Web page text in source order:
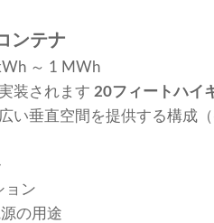
ンテナ
～ 1 MWh
装されます 20フィートハイ
い垂直空間を提供する構成
ョン
の用途